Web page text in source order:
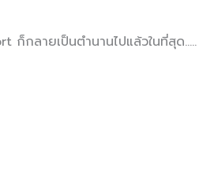
ก็กลายเป็นตำนานไปแล้วในที่สุด…..